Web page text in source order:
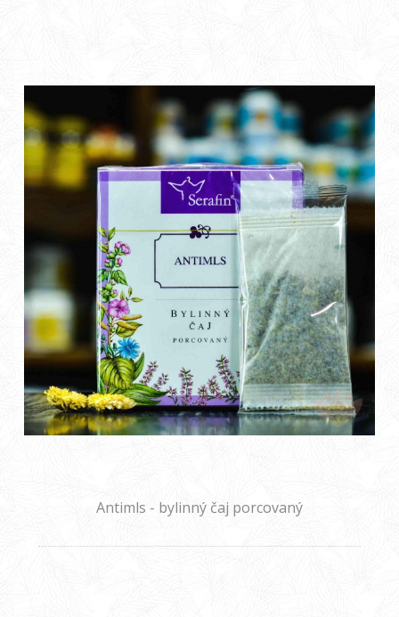
Antimls - bylinný čaj porcovaný